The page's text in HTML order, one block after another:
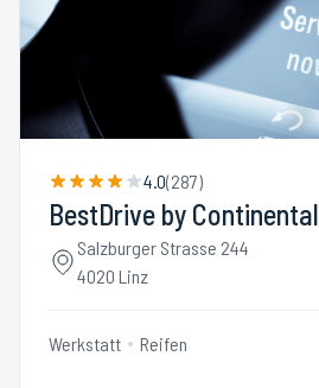
4.0(287)
BestDrive by Continental
Salzburger Strasse 244
4020 Linz
Werkstatt Reifen